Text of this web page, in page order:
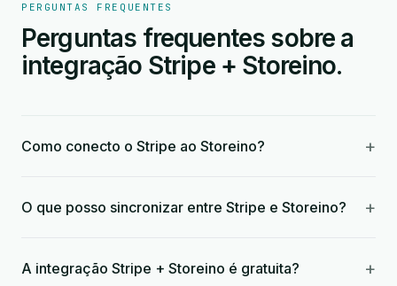
PERGUNTAS FREQUENTES
Perguntas frequentes sobre a
integração Stripe + Storeino.
Como conecto o Stripe ao Storeino? +
O que posso sincronizar entre Stripe e Storeino? +
A integração Stripe + Storeino é gratuita? +